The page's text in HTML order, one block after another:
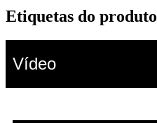
Etiquetas do produto
Vídeo